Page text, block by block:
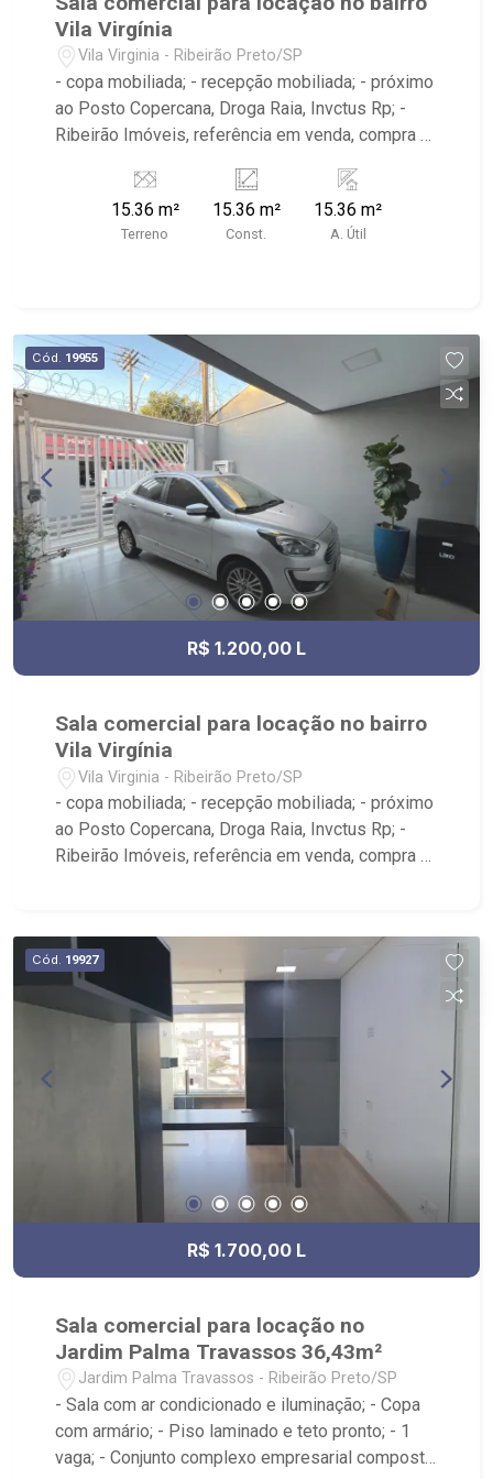
Vila Virgínia
Vila Virginia - Ribeirão Preto/SP
- copa mobiliada; - recepção mobiliada; - próximo
ao Posto Copercana, Droga Raia, Invctus Rp; -
Ribeirão Imóveis, referência em venda, compra e
afinal Somos e Vivemos Ribeirão: - funcionários
capacitados; - processos rápidos e eficientes; -
análise criteriosa de documentação; - com foco:
Fiusa;
15.36 m²
Terreno
15.36 m²
Const.
15.36 m²
A. Útil
Cód. 19955
R$ 1.200,00 L
Sala comercial para locação no bairro
Vila Virgínia
Vila Virginia - Ribeirão Preto/SP
- copa mobiliada; - recepção mobiliada; - próximo
ao Posto Copercana, Droga Raia, Invctus Rp; -
Ribeirão Imóveis, referência em venda, compra e
capacitados; - processos rápidos e eficientes; -
análise criteriosa de documentação; - com foco:
Zona Sul, Zona Leste, Centro e Bonfim Paulista; -
para Venda, Compra e Locação, imobiliária é
Ribeirão Imóveis - sede na Av. Professor João
Cód. 19927
R$ 1.700,00 L
Sala comercial para locação no
Jardim Palma Travassos 36,43m²
Jardim Palma Travassos - Ribeirão Preto/SP
- Sala com ar condicionado e iluminação; - Copa
com armário; - Piso laminado e teto pronto; - 1
vaga; - Conjunto complexo empresarial composto